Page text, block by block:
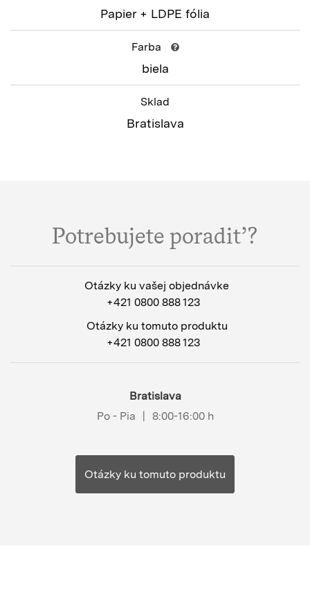
Papier + LDPE fólia
Farba
biela
Sklad
Bratislava
Potrebujete poradiť?
Otázky ku vašej objednávke
+421 0800 888 123
Otázky ku tomuto produktu
+421 0800 888 123
Bratislava
Po - Pia
| 8:00-16:00 h
Otázky ku tomuto produktu